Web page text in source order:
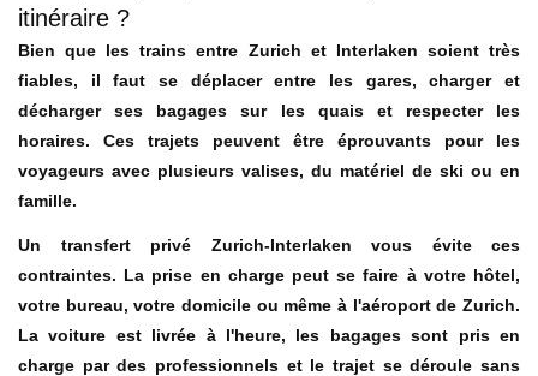
itinéraire ?
Bien que les trains entre Zurich et Interlaken soient très
fiables, il faut se déplacer entre les gares, charger et
décharger ses bagages sur les quais et respecter les
horaires. Ces trajets peuvent être éprouvants pour les
voyageurs avec plusieurs valises, du matériel de ski ou en
famille.
Un transfert privé Zurich-Interlaken vous évite ces
contraintes. La prise en charge peut se faire à votre hôtel,
votre bureau, votre domicile ou même à l'aéroport de Zurich.
La voiture est livrée à l'heure, les bagages sont pris en
charge par des professionnels et le trajet se déroule sans